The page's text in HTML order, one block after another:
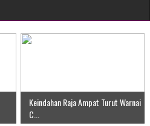
Keindahan Raja Ampat Turut Warnai
C...